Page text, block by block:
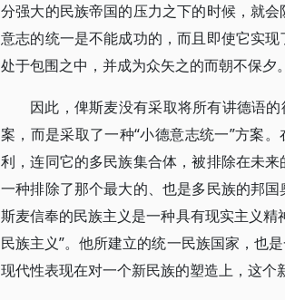
分强大的民族帝国的压力之下的时候，就
意志的统一是不能成功的，而且即使它实
处于包围之中，并成为众矢之的而朝不保夕。
因此，俾斯麦没有采取将所有讲德语
案，而是采取了一种“小德意志统一”方案
利，连同它的多民族集合体，被排除在未
一种排除了那个最大的、也是多民族的邦
斯麦信奉的民族主义是一种具有现实主义
民族主义”。他所建立的统一民族国家，也
现代性表现在对一个新民族的塑造上，这个